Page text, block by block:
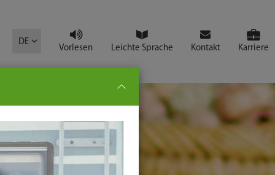
DE
Vorlesen Leichte Sprache Kontakt Karriere